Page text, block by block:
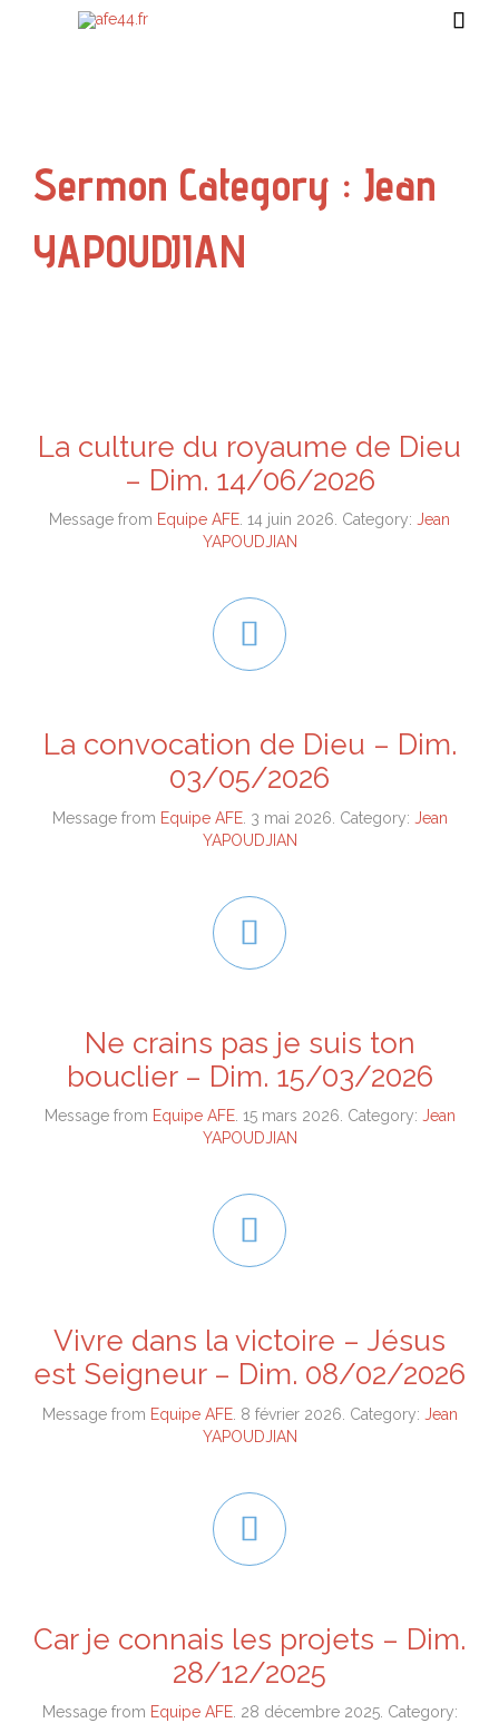

Sermon Category : Jean
YAPOUDJIAN
La culture du royaume de Dieu
– Dim. 14/06/2026
Message from Equipe AFE. 14 juin 2026. Category: Jean
YAPOUDJIAN

La convocation de Dieu – Dim.
03/05/2026
Message from Equipe AFE. 3 mai 2026. Category: Jean
YAPOUDJIAN

Ne crains pas je suis ton
bouclier – Dim. 15/03/2026
Message from Equipe AFE. 15 mars 2026. Category: Jean
YAPOUDJIAN

Vivre dans la victoire – Jésus
est Seigneur – Dim. 08/02/2026
Message from Equipe AFE. 8 février 2026. Category: Jean
YAPOUDJIAN

Car je connais les projets – Dim.
28/12/2025
Message from Equipe AFE. 28 décembre 2025. Category: